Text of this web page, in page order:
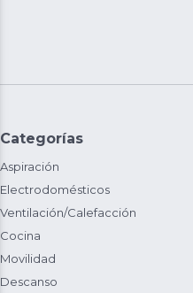
Categorías
Aspiración
Electrodomésticos
Ventilación/Calefacción
Cocina
Movilidad
Descanso